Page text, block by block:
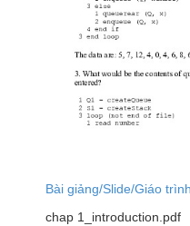
Bài giảng/Slide/Giáo
chap 1_introduction.pdf